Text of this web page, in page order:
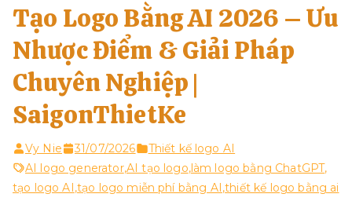
Tạo Logo Bằng AI 2026 – Ưu
Nhược Điểm & Giải Pháp
Chuyên Nghiệp |
SaigonThietKe
Vy Nie 31/07/2026
Thiết kế logo AI
AI logo generator,AI tạo logo,làm logo bằng ChatGPT,
tạo logo AI,tạo logo miễn phí bằng AI,thiết kế logo bằng ai